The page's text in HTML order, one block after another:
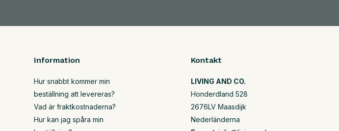
Information
Hur snabbt kommer min
beställning att levereras?
Vad är fraktkostnaderna?
Hur kan jag spåra min
Kontakt
LIVING AND CO.
Honderdland 528
2676LV Maasdijk
Nederländerna